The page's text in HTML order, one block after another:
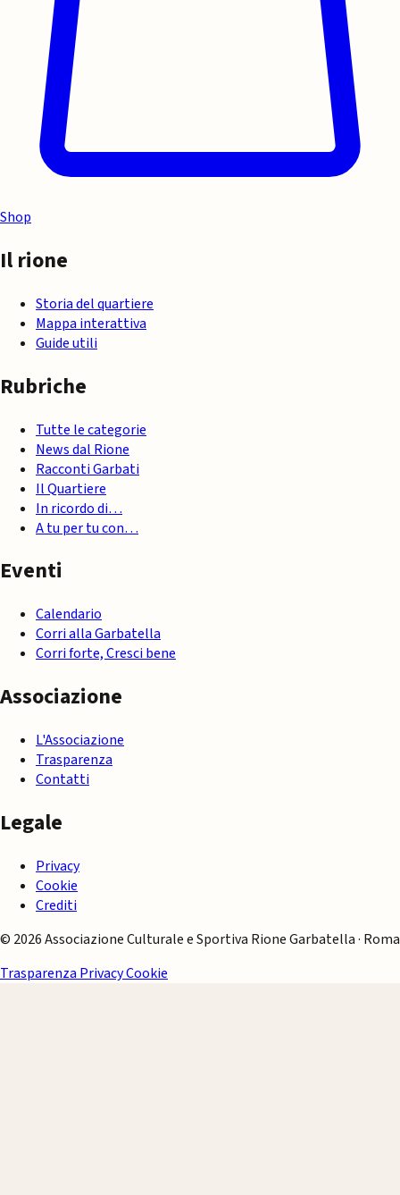
Shop
Il rione
Storia del quartiere
Mappa interattiva
Guide utili
Rubriche
Tutte le categorie
News dal Rione
Racconti Garbati
Il Quartiere
In ricordo di…
A tu per tu con…
Eventi
Calendario
Corri alla Garbatella
Corri forte, Cresci bene
Associazione
L'Associazione
Trasparenza
Contatti
Legale
Privacy
Cookie
Crediti
© 2026 Associazione Culturale e Sportiva Rione Garbatella · Roma
Trasparenza PrivacyCookie